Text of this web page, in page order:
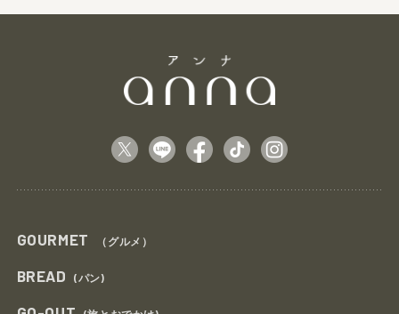
GOURMET （グルメ）
BREAD (パン)